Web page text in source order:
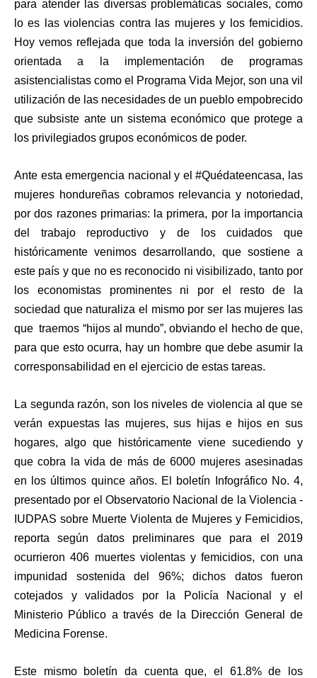
para atender las diversas problemáticas sociales, como
lo es las violencias contra las mujeres y los femicidios.
Hoy vemos reflejada que toda la inversión del gobierno
orientada a la implementación de programas
asistencialistas como el Programa Vida Mejor, son una vil
utilización de las necesidades de un pueblo empobrecido
que subsiste ante un sistema económico que protege a
los privilegiados grupos económicos de poder.
Ante esta emergencia nacional y el #Quédateencasa, las
mujeres hondureñas cobramos relevancia y notoriedad,
por dos razones primarias: la primera, por la importancia
del trabajo reproductivo y de los cuidados que
históricamente venimos desarrollando, que sostiene a
este país y que no es reconocido ni visibilizado, tanto por
los economistas prominentes ni por el resto de la
sociedad que naturaliza el mismo por ser las mujeres las
que traemos “hijos al mundo”, obviando el hecho de que,
para que esto ocurra, hay un hombre que debe asumir la
corresponsabilidad en el ejercicio de estas tareas.
La segunda razón, son los niveles de violencia al que se
verán expuestas las mujeres, sus hijas e hijos en sus
hogares, algo que históricamente viene sucediendo y
que cobra la vida de más de 6000 mujeres asesinadas
en los últimos quince años. El boletín Infográfico No. 4,
presentado por el Observatorio Nacional de la Violencia -
IUDPAS sobre Muerte Violenta de Mujeres y Femicidios,
reporta según datos preliminares que para el 2019
ocurrieron 406 muertes violentas y femicidios, con una
impunidad sostenida del 96%; dichos datos fueron
cotejados y validados por la Policía Nacional y el
Ministerio Público a través de la Dirección General de
Medicina Forense.
Este mismo boletín da cuenta que, el 61.8% de los